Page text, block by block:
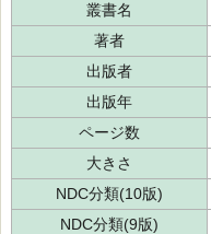
叢書名
著者
出版者
出版年
ページ数
大きさ
NDC分類(10版)
NDC分類(9版)